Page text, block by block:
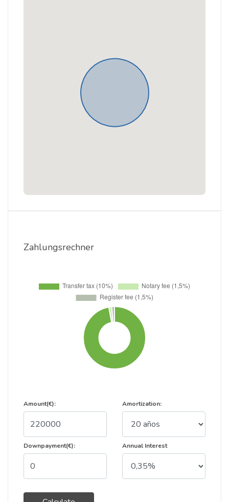
Zahlungsrechner
Amount(€):
Downpayment(€):
Amortization:
Annual Interest